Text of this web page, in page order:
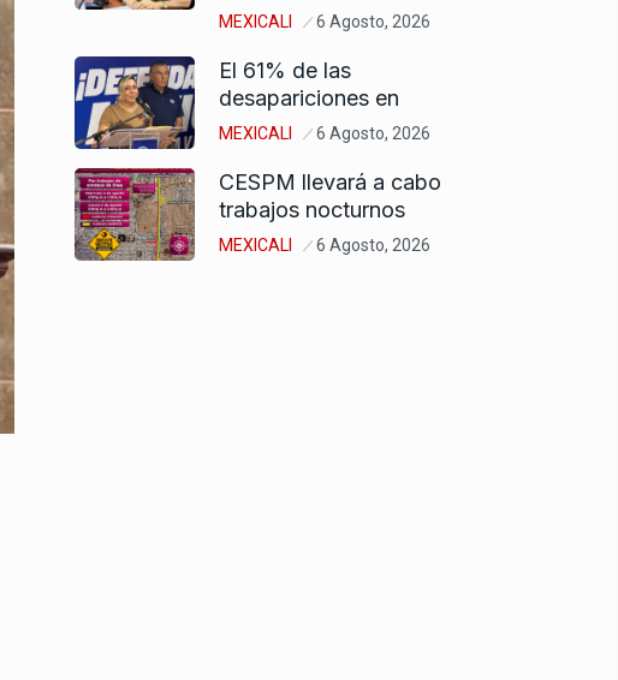
MEXICALI 6 Agosto, 2026
El 61% de las
desapariciones en
MEXICALI 6 Agosto, 2026
CESPM llevará a cabo
trabajos nocturnos
MEXICALI 6 Agosto, 2026